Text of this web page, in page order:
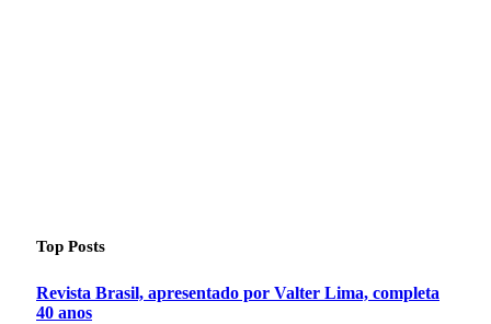
Top Posts
Revista Brasil, apresentado por Valter Lima, completa
40 anos